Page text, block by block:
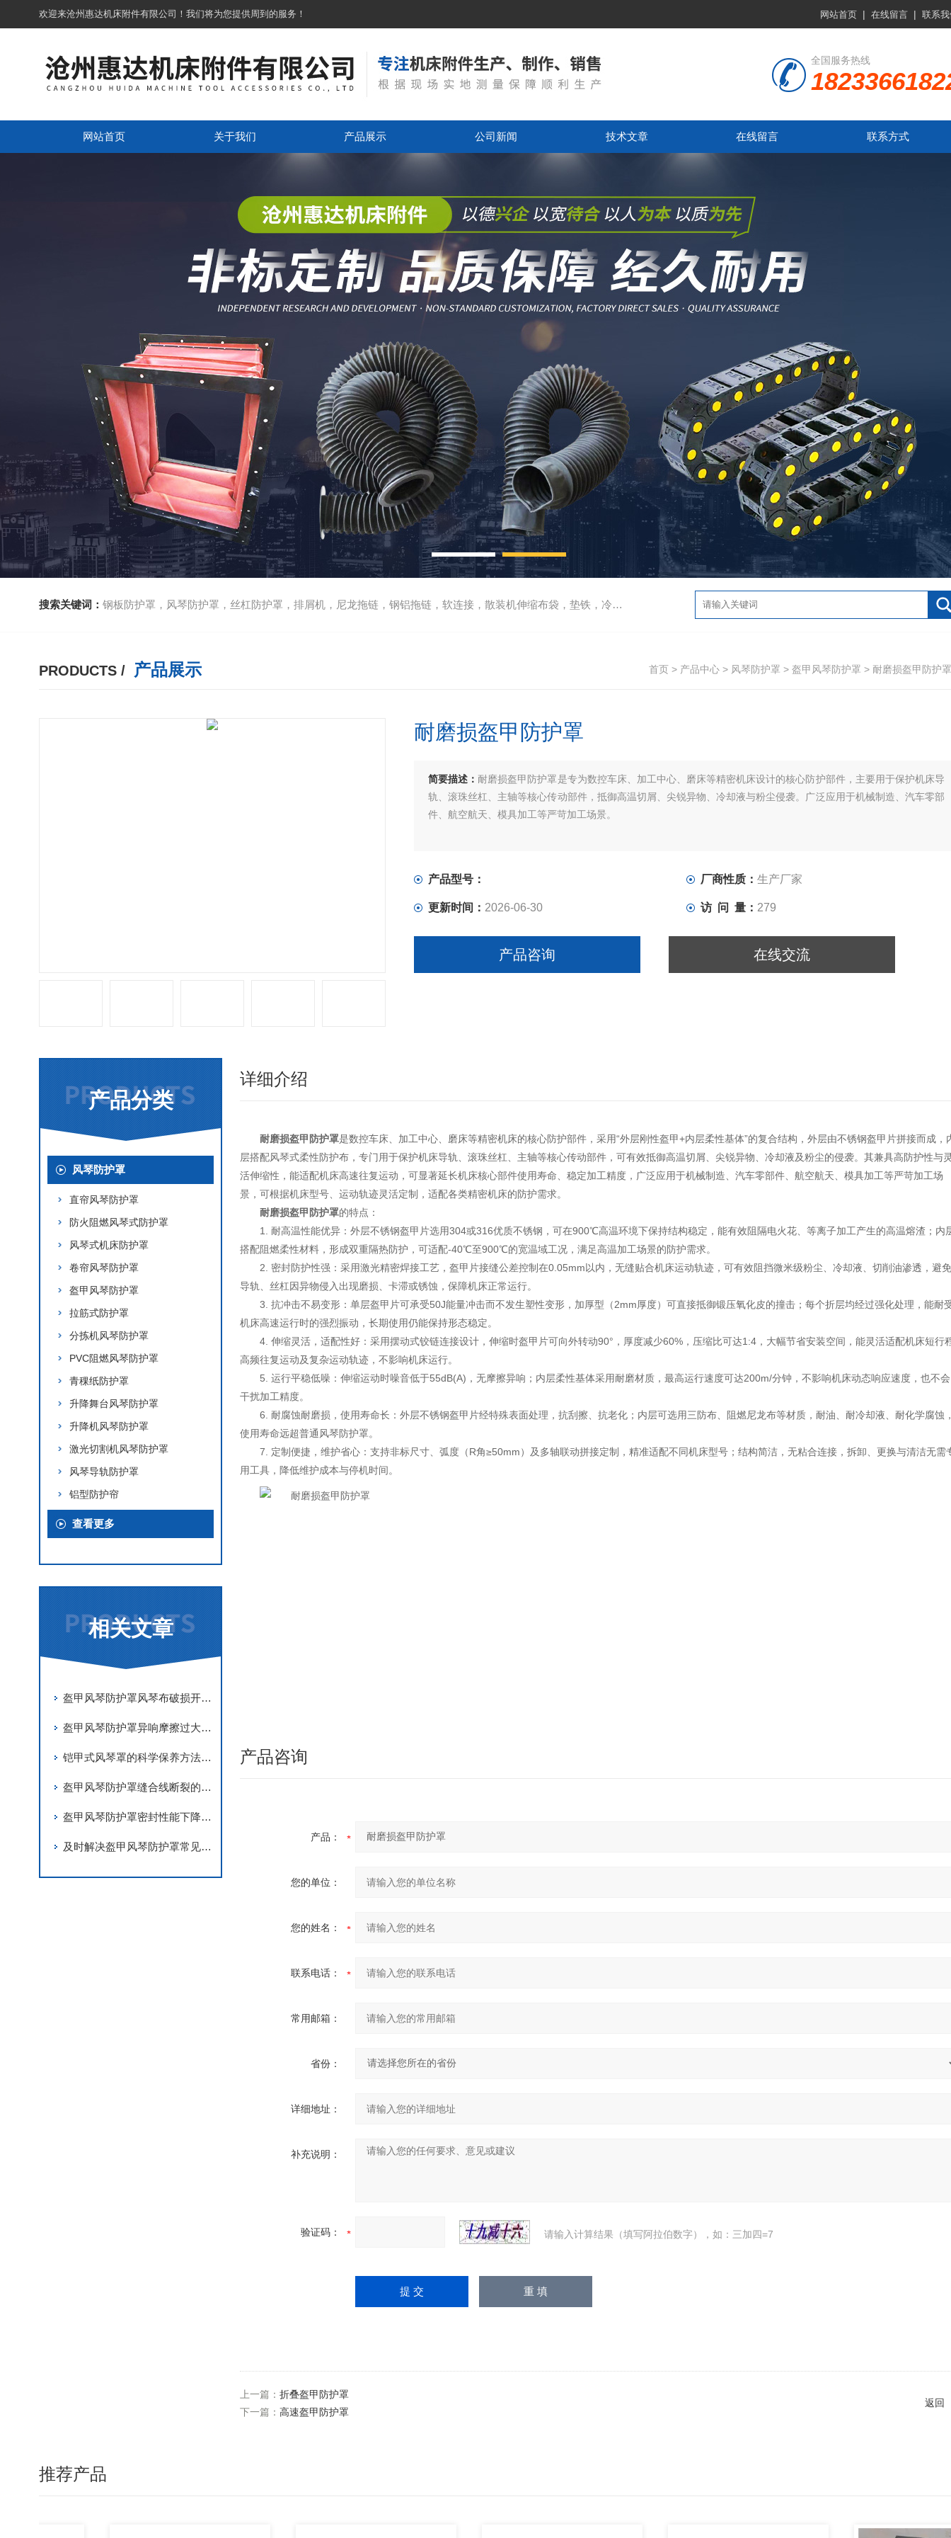
欢迎来沧州惠达机床附件有限公司！我们将为您提供周到的服务！ 网站首页 | 在线留言 | 联系
全国服务热线
网站首页 关于我们 产品展示 公司新闻 技术文章 在线留言 联系方式
搜索关键词： 钢板防护罩，风琴防护罩，丝杠防护罩，排屑机，尼龙拖链，钢铝拖链，软连接，散装机伸缩布袋，垫铁，冷却管，刮屑板
PRODUCTS / 产品展示 首页 > 产品中心 > 风琴防护罩 > 盔甲风琴防护罩 > 耐磨损盔甲防护罩
耐磨损盔甲防护罩
简要描述： 耐磨损盔甲防护罩是专为数控车床、加工中心、磨床等精密机床设计的核心防护部件，主要用于保护机床导
轨、滚珠丝杠、主轴等核心传动部件，抵御高温切屑、尖锐异物、冷却液与粉尘侵袭。广泛应用于机械制造、汽车零部
件、航空航天、模具加工等严苛加工场景。
产品型号： 厂商性质： 生产厂家
更新时间： 2026-06-30 访 问 量： 279
产品咨询 在线交流
产品分类
风琴防护罩
直帘风琴防护罩
防火阻燃风琴式防护罩
风琴式机床防护罩
卷帘风琴防护罩
盔甲风琴防护罩
拉筋式防护罩
分拣机风琴防护罩
PVC阻燃风琴防护罩
青稞纸防护罩
升降舞台风琴防护罩
升降机风琴防护罩
激光切割机风琴防护罩
风琴导轨防护罩
铝型防护帘
查看更多
相关文章
盔甲风琴防护罩风琴布破损开裂原因及更换维修技巧
盔甲风琴防护罩异响摩擦过大调试与故障处理
铠甲式风琴罩的科学保养方法分享
盔甲风琴防护罩缝合线断裂的应急修复
盔甲风琴防护罩密封性能下降的主要原因有哪些？
及时解决盔甲风琴防护罩常见问题是确保其精度的关键
详细介绍
耐磨损盔甲防护罩是数控车床、加工中心、磨床等精密机床的核心防护部件，采用“外层刚性盔甲+内层柔性基体”的复合结构，外层由不锈钢盔甲片拼接而成，
层搭配风琴式柔性防护布，专门用于保护机床导轨、滚珠丝杠、主轴等核心传动部件，可有效抵御高温切屑、尖锐异物、冷却液及粉尘的侵袭。其兼具高防护性与
活伸缩性，能适配机床高速往复运动，可显著延长机床核心部件使用寿命、稳定加工精度，广泛应用于机械制造、汽车零部件、航空航天、模具加工等严苛加工场
景，可根据机床型号、运动轨迹灵活定制，适配各类精密机床的防护需求。
耐磨损盔甲防护罩的特点：
1. 耐高温性能优异：外层不锈钢盔甲片选用304或316优质不锈钢，可在900℃高温环境下保持结构稳定，能有效阻隔电火花、等离子加工产生的高温熔渣；内
搭配阻燃柔性材料，形成双重隔热防护，可适配-40℃至900℃的宽温域工况，满足高温加工场景的防护需求。
2. 密封防护性强：采用激光精密焊接工艺，盔甲片接缝公差控制在0.05mm以内，无缝贴合机床运动轨迹，可有效阻挡微米级粉尘、冷却液、切削油渗透，避免
导轨、丝杠因异物侵入出现磨损、卡滞或锈蚀，保障机床正常运行。
3. 抗冲击不易变形：单层盔甲片可承受50J能量冲击而不发生塑性变形，加厚型（2mm厚度）可直接抵御锻压氧化皮的撞击；每个折层均经过强化处理，能耐
机床高速运行时的强烈振动，长期使用仍能保持形态稳定。
4. 伸缩灵活，适配性好：采用摆动式铰链连接设计，伸缩时盔甲片可向外转动90°，厚度减少60%，压缩比可达1:4，大幅节省安装空间，能灵活适配机床短行
高频往复运动及复杂运动轨迹，不影响机床运行。
5. 运行平稳低噪：伸缩运动时噪音低于55dB(A)，无摩擦异响；内层柔性基体采用耐磨材质，最高运行速度可达200m/分钟，不影响机床动态响应速度，也不会
干扰加工精度。
6. 耐腐蚀耐磨损，使用寿命长：外层不锈钢盔甲片经特殊表面处理，抗刮擦、抗老化；内层可选用三防布、阻燃尼龙布等材质，耐油、耐冷却液、耐化学腐蚀
使用寿命远超普通风琴防护罩。
7. 定制便捷，维护省心：支持非标尺寸、弧度（R角≥50mm）及多轴联动拼接定制，精准适配不同机床型号；结构简洁，无粘合连接，拆卸、更换与清洁无需
用工具，降低维护成本与停机时间。
产品咨询
产品：
您的单位：
您的姓名：
联系电话：
常用邮箱：
省份：
详细地址：
补充说明：
验证码： 请输入计算结果（填写阿拉伯数字），如：三加四=7
上一篇： 折叠盔甲防护罩
下一篇： 高速盔甲防护罩
返回
推荐产品